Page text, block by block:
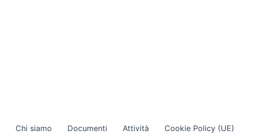
Chi siamo Documenti Attività Cookie Policy (UE)